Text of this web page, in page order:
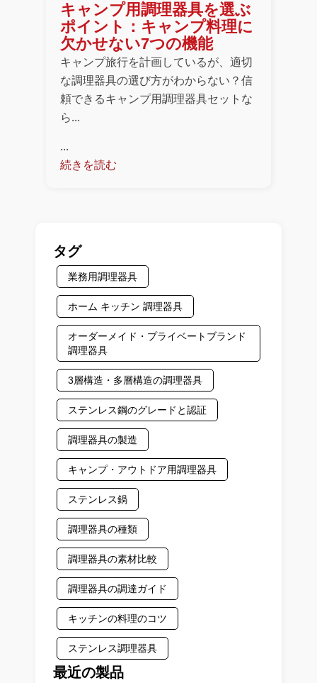
キャンプ用調理器具を選ぶ
ポイント：キャンプ料理に
欠かせない7つの機能
キャンプ旅行を計画しているが、適切
な調理器具の選び方がわからない？信
頼できるキャンプ用調理器具セットな
ら...
...
続きを読む
タグ
業務用調理器具
ホーム キッチン 調理器具
オーダーメイド・プライベートブランド
調理器具
3層構造・多層構造の調理器具
ステンレス鋼のグレードと認証
調理器具の製造
キャンプ・アウトドア用調理器具
ステンレス鍋
調理器具の種類
調理器具の素材比較
調理器具の調達ガイド
キッチンの料理のコツ
ステンレス調理器具
最近の製品